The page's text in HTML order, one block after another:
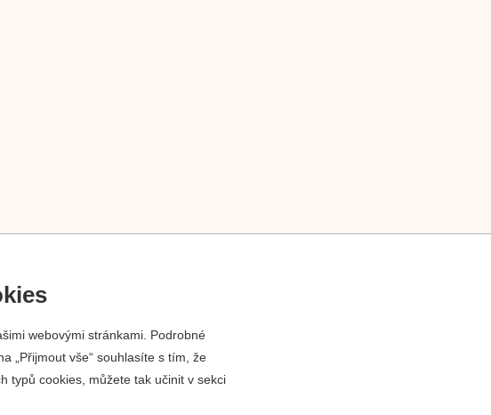
webovými stránkami. Podrobné
„Přijmout vše“ souhlasíte s tím, že
typů cookies, můžete tak učinit v sekci